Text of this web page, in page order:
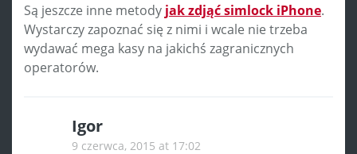
Są jeszcze inne metody jak zdjąć simlock iPhone.
Wystarczy zapoznać się z nimi i wcale nie trzeba
wydawać mega kasy na jakichś zagranicznych
operatorów.
Igor
9 czerwca, 2015 at 17:02